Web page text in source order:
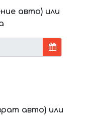
авто) или
авто) или